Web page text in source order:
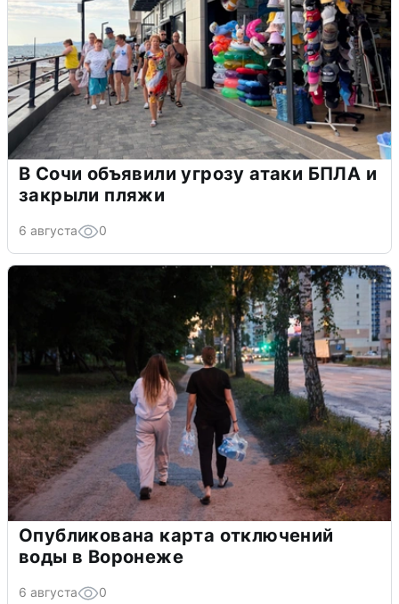
В Сочи объявили угрозу атаки БПЛА и
закрыли пляжи
6 августа 0
Опубликована карта отключений
воды в Воронеже
6 августа 0